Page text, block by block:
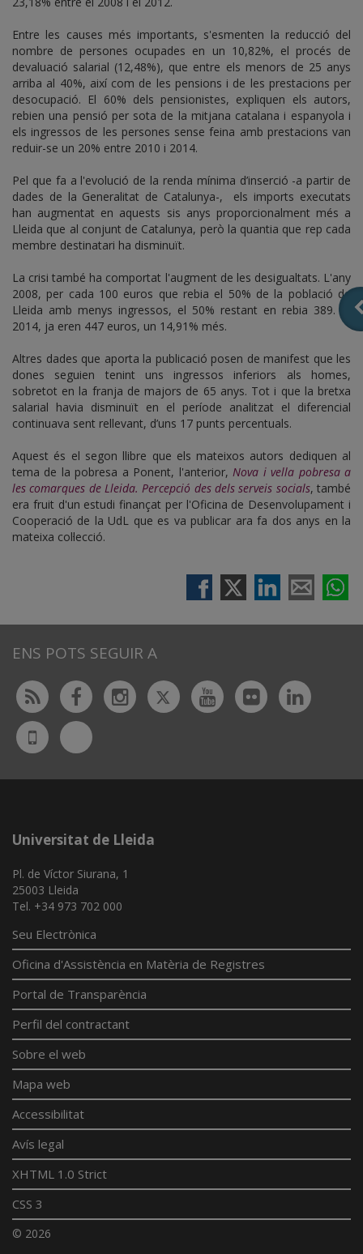
Entre les causes més importants, s'esmenten la reducció del
nombre de persones ocupades en un 10,82%, el procés de
devaluació salarial (12,48%), que entre els menors de 25 anys
arriba al 40%, així com de les pensions i de les prestacions per
desocupació. El 60% dels pensionistes, expliquen els autors,
rebien una pensió per sota de la mitjana catalana i espanyola i
els ingressos de les persones sense feina amb prestacions van
reduir-se un 20% entre 2010 i 2014.
Pel que fa a l'evolució de la renda mínima d’inserció -a partir de
dades de la Generalitat de Catalunya-, els imports executats
han augmentat en aquests sis anys proporcionalment més a
Lleida que al conjunt de Catalunya, però la quantia que rep cada
membre destinatari ha disminuït.
La crisi també ha comportat l'augment de les desigualtats. L'any
2008, per cada 100 euros que rebia el 50% de la població de
Lleida amb menys ingressos, el 50% restant en rebia 389. Al
2014, ja eren 447 euros, un 14,91% més.
Altres dades que aporta la publicació posen de manifest que les
dones seguien tenint uns ingressos inferiors als homes,
sobretot en la franja de majors de 65 anys. Tot i que la bretxa
salarial havia disminuït en el període analitzat el diferencial
continuava sent rellevant, d’uns 17 punts percentuals.
Aquest és el segon llibre que els mateixos autors dediquen al
tema de la pobresa a Ponent, l'anterior,Nova i vella pobresa a
les comarques de Lleida. Percepció des dels serveis socials, també
era fruit d'un estudi finançat per l'Oficina de Desenvolupament i
Cooperació de la UdL que es va publicar ara fa dos anys en la
mateixa col·lecció.
ENS POTS SEGUIR A
Rss FacebookInstagram
TwitterYoutubeFlickr
UdL
App
Bluesky
Universitat de Lleida
Pl. de Víctor Siurana, 1
25003 Lleida
Tel. +34 973 702 000
Seu Electrònica
Oficina d'Assistència en Matèria de Registres
Portal de Transparència
Perfil del contractant
Sobre el web
Mapa web
Accessibilitat
Avís legal
XHTML 1.0 Strict
CSS 3
© 2026